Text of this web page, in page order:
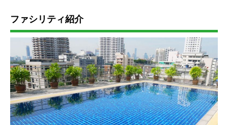
ファシリティ紹介